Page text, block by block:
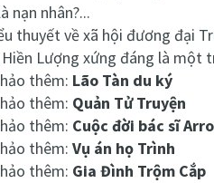
nạn nhân?...
thuyết về xã hội đương đại
Lượng xứng đáng là một
thêm: Lão Tàn du ký
thêm: Quản Tử Truyện
thêm: Cuộc đời bác sĩ
thêm: Vụ án họ Trình
thêm: Gia Đình Trộm Cắp